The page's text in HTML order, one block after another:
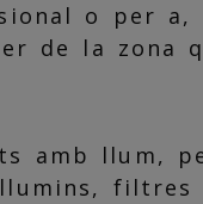
o per a,
de la zona
amb llum,
llumins, filtres